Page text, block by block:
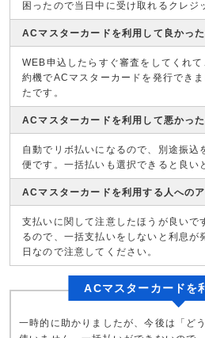
困ったので当日中に受け取れるクレジ
ACマスターカードを利用して良かっ
WEB申込したらすぐ審査をしてくれ
約機でACマスターカードを発行でき
たです。
ACマスターカードを利用して悪かっ
自動でリボ払いになるので、別途振込
便です。一括払いも選択できると良い
ACマスターカードを利用する人への
支払いに関して注意したほうが良いで
るので、一括支払いをしないと利息が
日なので注意してください。
ACマスターカードを
一時的に助かりましたが、今後は「ど